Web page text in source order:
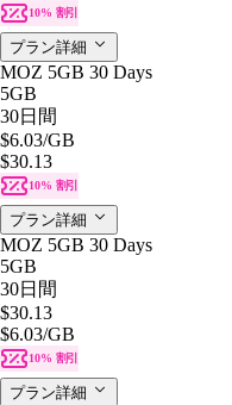
10% 割引
プラン詳細
MOZ 5GB 30 Days
5GB
30日間
$6.03/GB
$30.13
10% 割引
プラン詳細
MOZ 5GB 30 Days
5GB
30日間
$30.13
$6.03/GB
10% 割引
プラン詳細